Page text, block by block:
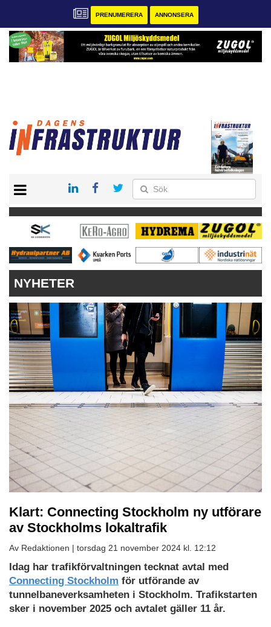
PRENUMERERA ANNONSERA
KONTAKT
VÅRA ANDRA MAGASIN
PRENUMERERA
ANNONSERA
NYHETER
Klart: Connecting Stockholm ny utförare
av Stockholms lokaltrafik
Av Redaktionen | torsdag 21 november 2024 kl. 12:12
Idag har trafikförvaltningen tecknat avtal med
Connecting Stockholm för utförande av
tunnelbaneverksamheten i Stockholm. Trafikstarten
sker i november 2025 och avtalet gäller 11 år.